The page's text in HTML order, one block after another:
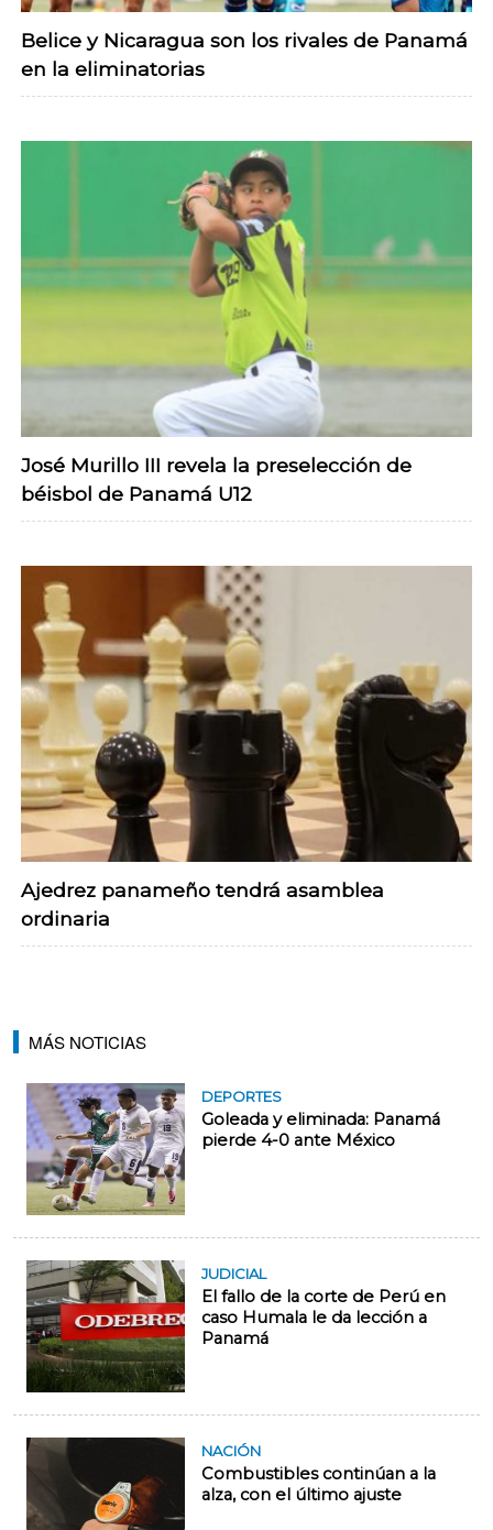
Belice y Nicaragua son los rivales de Panamá
en la eliminatorias
José Murillo III revela la preselección de
béisbol de Panamá U12
Ajedrez panameño tendrá asamblea
ordinaria
MÁS NOTICIAS
DEPORTES
Goleada y eliminada: Panamá
pierde 4-0 ante México
JUDICIAL
El fallo de la corte de Perú en
caso Humala le da lección a
Panamá
NACIÓN
Combustibles continúan a la
alza, con el último ajuste